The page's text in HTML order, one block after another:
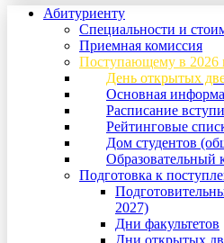
Абитуриенту
Специальности и
Приемная комиссия
Поступающему в 2026
День открытых
Основная
Расписание
Рейтинговые
Дом студентов
Образовательный
Подготовка к
2027)
Дни факультетов
Дни открытых